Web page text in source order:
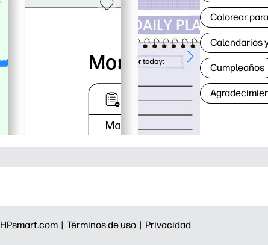
Colorear
Calendarios
Cumpleaños
HPsmart.com | Términos de uso | Privacidad